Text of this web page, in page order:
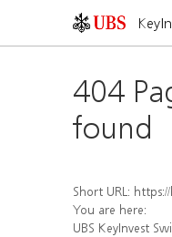
404
found
Short URL: https://
You are here:
UBS KeyInvest